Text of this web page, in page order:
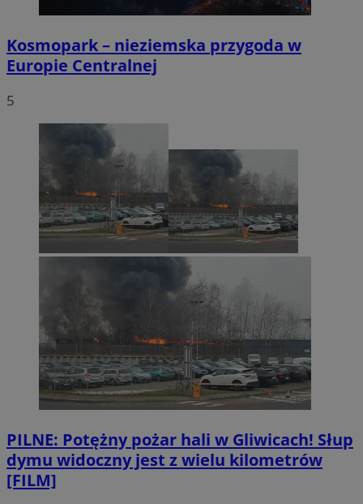
Kosmopark – nieziemska przygoda w
Europie Centralnej
5
PILNE: Potężny pożar hali w Gliwicach! Słup
dymu widoczny jest z wielu kilometrów
[FILM]